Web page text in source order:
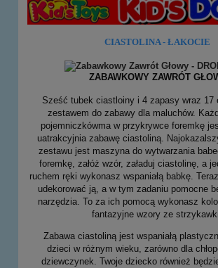
CIASTOLINA - ŁAKOCIE
ZABAWKOWY ZAWRÓT
Sześć tubek ciastloiny i 4 zapasy wraz 17
zestawem do zabawy dla maluchów.
pojemniczkówma w przykrywce foremkę
uatrakcyjnia zabawę ciastoliną.
zestawu jest maszyna do wytwarzania
foremkę, załóż wzór, załaduj ciastolinę, a
ruchem ręki wykonasz wspaniałą babkę.
udekorować ją, a w tym zadaniu pomocne
narzędzia. To za ich pomocą wykonasz
fantazyjne wzory ze
Zabawa ciastoliną jest wspaniałą
dzieci w różnym wieku, zarówno dla
dziewczynek. Twoje dziecko również